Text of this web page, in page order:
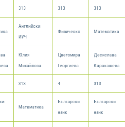
313 313 313
Английски
ИУЧ
Физическо Математика
Юлия
Михайлова
Цветомира
Георгиева
Десислава
Каракашева
313 4 313
Математика
Български
език
Български
език